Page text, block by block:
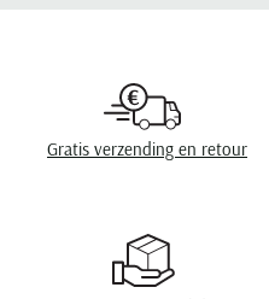
State of Art
Superdry
Tenson
Tommy Hilfiger
Tramarossa
wide spread
Borstzak een borstzak
Gratis verzending en retour